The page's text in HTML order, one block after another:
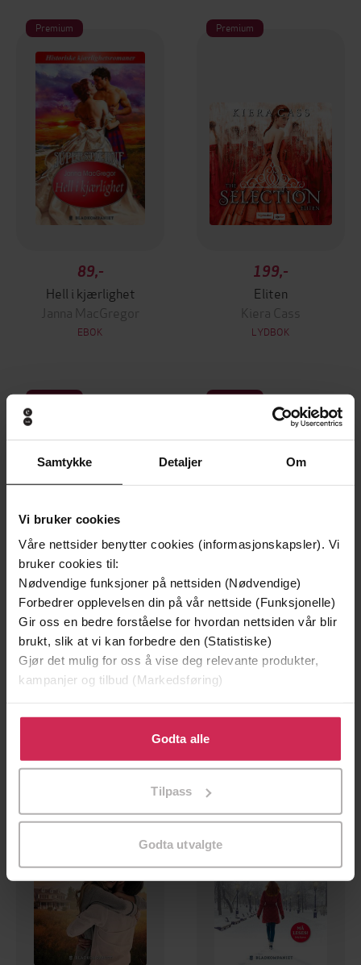
Samtykke Detaljer Om
Vi bruker cookies
Våre nettsider benytter cookies (informasjonskapsler). Vi
bruker cookies til:
Nødvendige funksjoner på nettsiden (Nødvendige)
Forbedrer opplevelsen din på vår nettside (Funksjonelle)
Gir oss en bedre forståelse for hvordan nettsiden vår blir
brukt, slik at vi kan forbedre den (Statistiske)
Gjør det mulig for oss å vise deg relevante produkter,
kampanjer og tilbud (Markedsføring)
Klikk på «Godta alle» for å gi oss ditt samtykke til å
bruke cookies for alle disse formålene. Du kan også
tilpasse ditt samtykke til spesifikke formål ved å klikke
Godta alle
Tilpass
Godta utvalgte
Premium
89,-
Hell i kjærlighet
Janna MacGregor
EBOK
Premium
199,-
Eliten
Kiera Cass
LYDBOK
Premium
199,-
Utvelgelsen
Kiera Cass
Premium
199,-
Den ene
Premium Premium